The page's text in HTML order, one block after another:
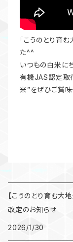
「こうのとり育
た^^
いつもの白米に
有機JAS認定取
米”をぜひご賞味
【こうのとり育む大
改定のお知らせ
2026/1/30